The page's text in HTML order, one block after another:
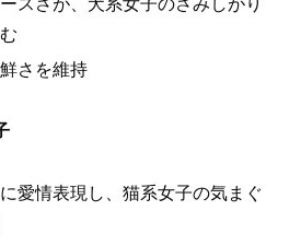
スさが、犬系女子のさみしがり
さを維持
愛情表現し、猫系女子の気まぐ